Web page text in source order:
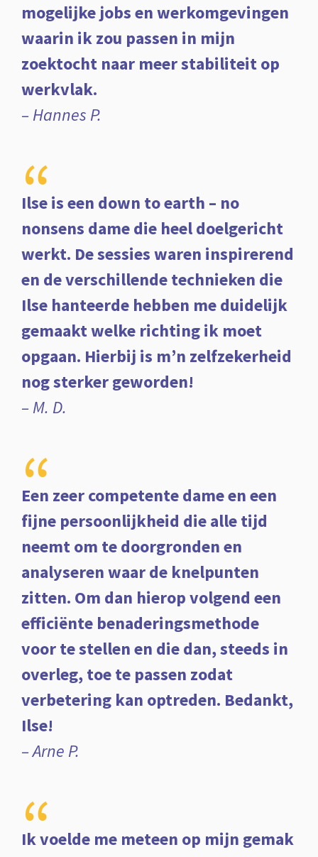
mogelijke jobs en werkomgevingen
waarin ik zou passen in mijn
zoektocht naar meer stabiliteit op
werkvlak.
– Hannes P.
“
Ilse is een down to earth – no
nonsens dame die heel doelgericht
werkt. De sessies waren inspirerend
en de verschillende technieken die
Ilse hanteerde hebben me duidelijk
gemaakt welke richting ik moet
opgaan. Hierbij is m’n zelfzekerheid
nog sterker geworden!
– M. D.
“
Een zeer competente dame en een
fijne persoonlijkheid die alle tijd
neemt om te doorgronden en
analyseren waar de knelpunten
zitten. Om dan hierop volgend een
efficiënte benaderingsmethode
voor te stellen en die dan, steeds in
overleg, toe te passen zodat
verbetering kan optreden. Bedankt,
Ilse!
– Arne P.
“
Ik voelde me meteen op mijn gemak